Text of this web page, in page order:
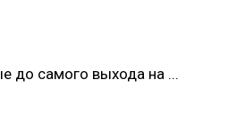
до самого выхода на ...